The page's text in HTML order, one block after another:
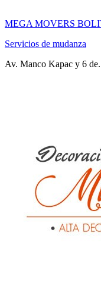
MEGA MOVERS
Servicios de mudanza
Av. Manco Kapac y 6